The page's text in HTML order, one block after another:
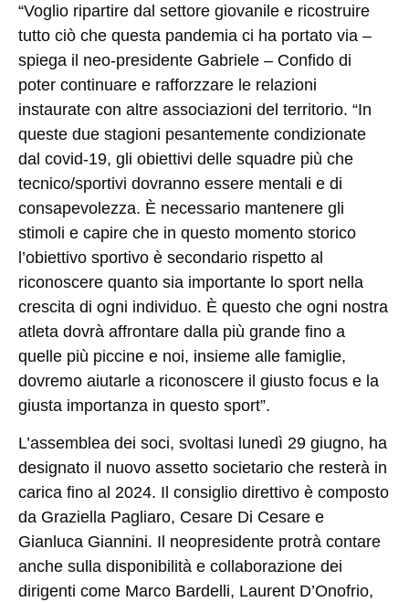
“Voglio ripartire dal settore giovanile e ricostruire
tutto ciò che questa pandemia ci ha portato via –
spiega il neo-presidente Gabriele – Confido di
poter continuare e rafforzzare le relazioni
instaurate con altre associazioni del territorio. “In
queste due stagioni pesantemente condizionate
dal covid-19, gli obiettivi delle squadre più che
tecnico/sportivi dovranno essere mentali e di
consapevolezza. È necessario mantenere gli
stimoli e capire che in questo momento storico
l’obiettivo sportivo è secondario rispetto al
riconoscere quanto sia importante lo sport nella
crescita di ogni individuo. È questo che ogni nostra
atleta dovrà affrontare dalla più grande fino a
quelle più piccine e noi, insieme alle famiglie,
dovremo aiutarle a riconoscere il giusto focus e la
giusta importanza in questo sport”.
L’assemblea dei soci, svoltasi lunedì 29 giugno, ha
designato il nuovo assetto societario che resterà in
carica fino al 2024. Il consiglio direttivo è composto
da Graziella Pagliaro, Cesare Di Cesare e
Gianluca Giannini. Il neopresidente protrà contare
anche sulla disponibilità e collaborazione dei
dirigenti come Marco Bardelli, Laurent D’Onofrio,